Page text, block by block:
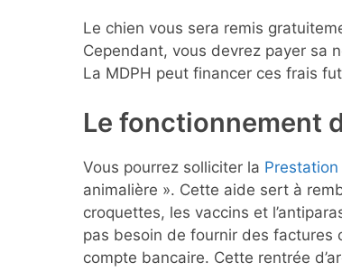
Le chien vous sera remis
Cependant, vous devrez payer sa
La MDPH peut financer ces frais
Le fonctionnement
Vous pourrez solliciter la
animalière ». Cette aide sert à
croquettes, les vaccins et
pas besoin de fournir des factures
compte bancaire. Cette rentrée